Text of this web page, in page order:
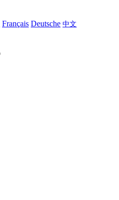
Français Deutsche 中文